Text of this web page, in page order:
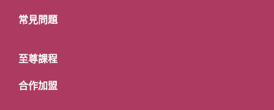
常見問題
至尊課程
合作加盟